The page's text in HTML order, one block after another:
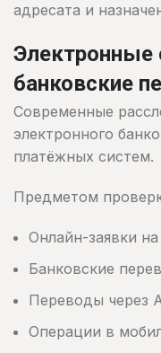
адресата и
Электронные
банковские
Современные
электронного
платёжных систем.
Предметом
Онлайн-заявки
Банковские
Переводы через
Операции в